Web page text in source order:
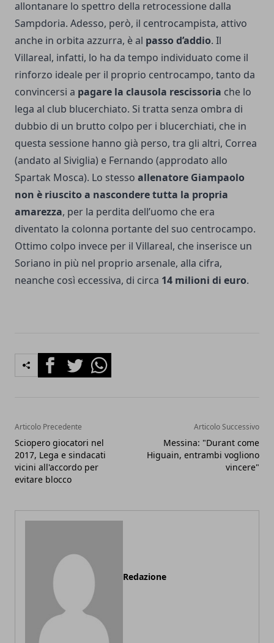
allontanare lo spettro della retrocessione dalla
Sampdoria. Adesso, però, il centrocampista, attivo
anche in orbita azzurra, è al passo d’addio. Il
Villareal, infatti, lo ha da tempo individuato come il
rinforzo ideale per il proprio centrocampo, tanto da
convincersi a pagare la clausola rescissoria che lo
lega al club blucerchiato. Si tratta senza ombra di
dubbio di un brutto colpo per i blucerchiati, che in
questa sessione hanno già perso, tra gli altri, Correa
(andato al Siviglia) e Fernando (approdato allo
Spartak Mosca). Lo stesso allenatore Giampaolo
non è riuscito a nascondere tutta la propria
amarezza, per la perdita dell’uomo che era
diventato la colonna portante del suo centrocampo.
Ottimo colpo invece per il Villareal, che inserisce un
Soriano in più nel proprio arsenale, alla cifra,
neanche così eccessiva, di circa 14 milioni di euro.
FacebookTwitterWhatsapp
Articolo Precedente
Sciopero giocatori nel
2017, Lega e sindacati
vicini all'accordo per
evitare blocco
Articolo Successivo
Messina: "Durant come
Higuain, entrambi vogliono
vincere"
Redazione